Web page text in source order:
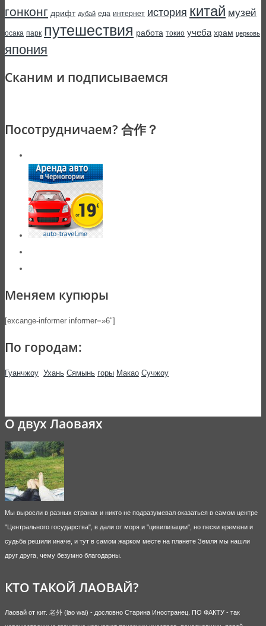
гонконг дрифт дубай еда интернет история китай музей
осака парк путешествия работа токио учеба храм церковь
япония
Сканим и подписываемся
Посотрудничаем? 合作？
Меняем купюры
[excange-informer informer=»6″]
По городам:
Гуанчжоу Ухань Сямынь горы Макао Сучжоу
О двух Лаоваях
Мы выросли в разных странах и никто не подразумевал оказаться в самом центре
"Центрального государства", в дали от моря и "цивилизации", но пески времени и
судьба решили иначе, и тут в самом жарком месте на планете Земля мы нашли
друг друга, чему безумно благодарны.
КТО ТАКОЙ ЛАОВАЙ?
Лаовай от кит. 老外 (lao wai) - дословно Старина Иностранец. ПО ФАКТУ - так